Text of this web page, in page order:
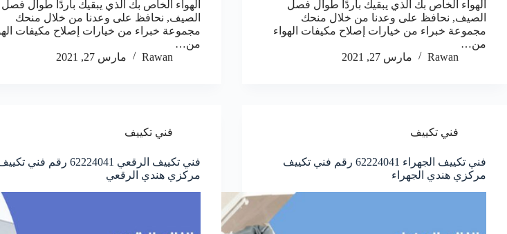
الهواء الخاص بك الذي يبقيك باردًا طوال فصل
الصيف, نحافظ على وعدنا من خلال منحك
مجموعة خبراء من خيارات إصلاح مكيفات الهواء
من…
Rawan
مارس 27, 2021
الهواء الخاص بك الذي يبقيك باردًا طوال فصل
الصيف, نحافظ على وعدنا من خلال منحك
مجموعة خبراء من خيارات إصلاح مكيفات
من…
Rawan
مارس 27, 2021
فني تكييف
فني تكييف الجهراء 62224041 رقم فني تكييف
مركزي هندي الجهراء
فني تكييف
فني تكييف الرقعي 62224041 رقم فني
مركزي هندي الرقعي